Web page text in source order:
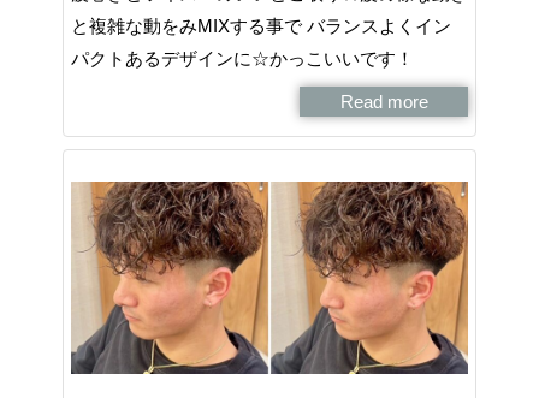
と複雑な動をみMIXする事で バランスよくイン
パクトあるデザインに☆かっこいいです！
Read more